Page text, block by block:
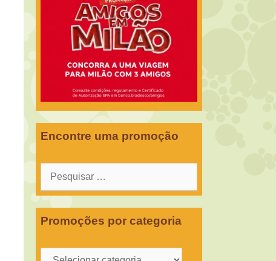
Encontre uma promoção
Pesquisar
Promoções por categoria
Promoções